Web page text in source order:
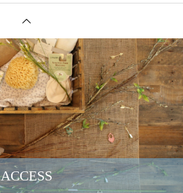
ACCESS